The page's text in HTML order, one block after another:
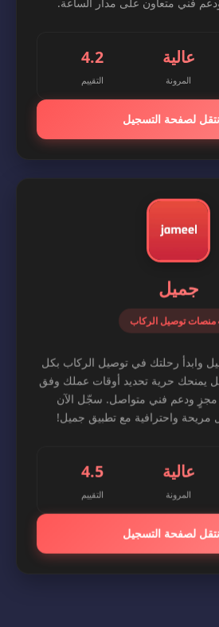
عالية
المرونة
4.2
التقييم
لصفحة التسجيل
جميل
منصات توصيل الركاب
وابدأ رحلتك في توصيل الركاب بكل
يمنحك حرية تحديد أوقات عملك وفق
مجزٍ ودعم فني متواصل. سجّل الآن
مريحة واحترافية مع تطبيق جميل!
عالية
المرونة
4.5
التقييم
لصفحة التسجيل